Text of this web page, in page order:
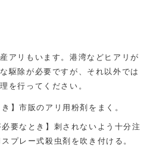
アリもいます。港湾などヒアリが
駆除が必要ですが、それ以外では
を行ってください。
】市販のアリ用粉剤をまく。
必要なとき】刺されないよう十分注
プレー式殺虫剤を吹き付ける。